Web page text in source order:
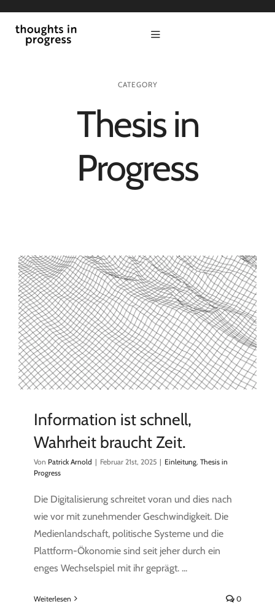
Inhalt
springen
Toggle
CATEGORY
Thesis in
Progress
Information ist schnell,
Wahrheit braucht Zeit.
Von Patrick Arnold | Februar 21st, 2025 | Einleitung, Thesis in
Progress
Die Digitalisierung schreitet voran und dies nach
wie vor mit zunehmender Geschwindigkeit. Die
Medienlandschaft, politische Systeme und die
Plattform-Ökonomie sind seit jeher durch ein
enges Wechselspiel mit ihr geprägt. ...
Weiterlesen 0